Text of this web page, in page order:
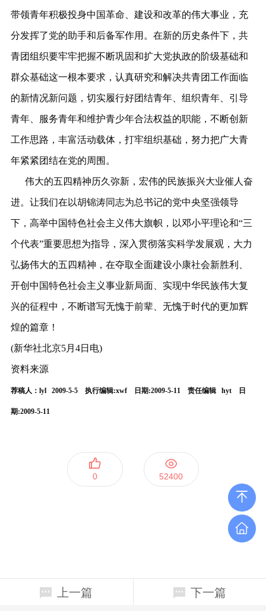
带领青年积极投身中国革命、建设和改革的伟大事业，充
分发挥了党的助手和后备军作用。在新的历史条件下，共
青团组织要牢牢把握不断巩固和扩大党执政的阶级基础和
群众基础这一根本要求，认真研究和解决共青团工作面临
的新情况新问题，切实履行好团结青年、组织青年、引导
青年、服务青年和维护青少年合法权益的职能，不断创新
工作思路，丰富活动载体，打牢组织基础，努力把广大青
年紧紧团结在党的周围。
伟大的五四精神历久弥新，宏伟的民族振兴大业催人奋
进。让我们在以胡锦涛同志为总书记的党中央坚强领导
下，高举中国特色社会主义伟大旗帜，以邓小平理论和“三
个代表”重要思想为指导，深入贯彻落实科学发展观，大力
弘扬伟大的五四精神，在夺取全面建设小康社会新胜利、
开创中国特色社会主义事业新局面、实现中华民族伟大复
兴的征程中，不断谱写无愧于前辈、无愧于时代的更加辉
煌的篇章！
(新华社北京5月4日电)
资料来源
荐稿人：lyl 2009-5-5 执行编辑:xwf 日期:2009-5-11 责任编辑 hyt 日
期:2009-5-11
0 52400
上一篇 下一篇